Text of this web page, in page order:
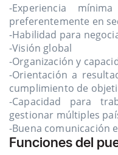
-Experiencia
preferentemente en
-Habilidad para
-Visión global
-Organización y
-Orientación a
cumplimiento de
-Capacidad para
gestionar múltiples
-Buena comunicación
Funciones del